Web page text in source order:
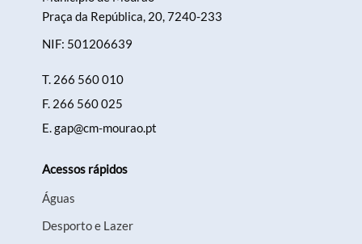
Praça da República, 20, 7240-233
NIF: 501206639
T. 266 560 010
F. 266 560 025
E.gap@cm-mourao.pt
Acessos rápidos
Águas
Desporto e Lazer